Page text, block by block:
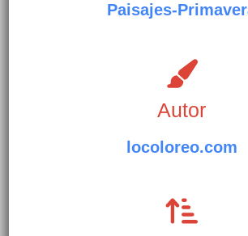
Paisajes-
Autor
locoloreo.com